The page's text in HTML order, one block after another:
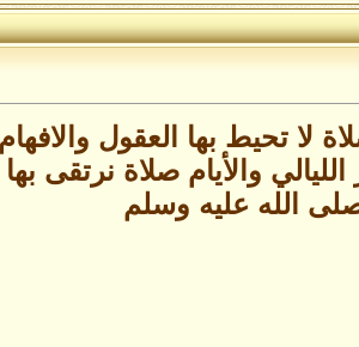
تحيط بها العقول والافهام
والأيام صلاة نرتقى
الله عليه وسلم